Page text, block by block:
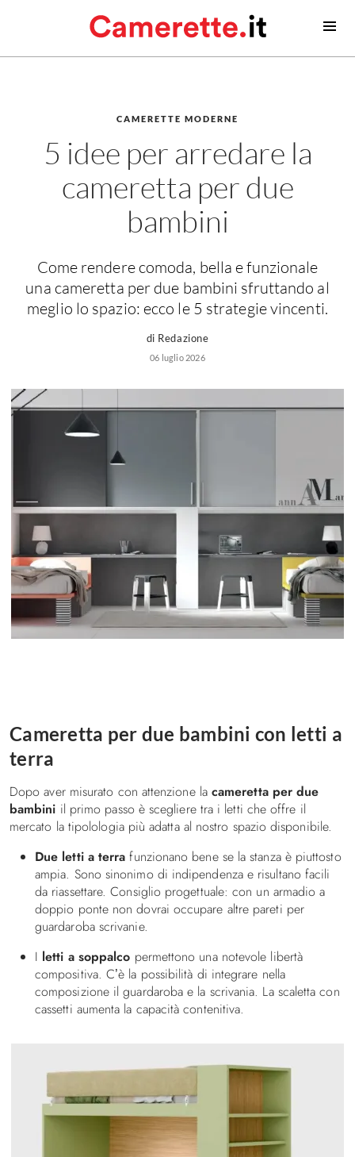
Camerette classiche
Contatti
Camerette neonato
Lettini prima infanzia
Consigli camerette neonato
Camerette bambino
Prezzi camerette
Consigli camerette
Camerette ragazzo
Accessori cameretta
Scrittoi
Camerette bambine
Camerette romantiche
Camerette moda
Consigli camerette bambine
I consigli
Illuminazione in cameretta, idee e suggerimenti
Letti
Letti a soppalco
Letti imbottiti
Letti una piazza e mezza
Letti singoli
Biancheria da letto
Divani e poltrona letto
Contatti
CAMERETTE MODERNE
5 idee per arredare la
cameretta per due
bambini
Come rendere comoda, bella e funzionale
una cameretta per due bambini sfruttando al
meglio lo spazio: ecco le 5 strategie vincenti.
di Redazione
06 luglio 2026
Cameretta per due bambini con letti a
terra
Dopo aver misurato con attenzione la cameretta per due
bambini il primo passo è scegliere tra i letti che offre il
mercato la tipolologia più adatta al nostro spazio disponibile.
Due letti a terra funzionano bene se la stanza è piuttosto
ampia. Sono sinonimo di indipendenza e risultano facili
da riassettare. Consiglio progettuale: con un armadio a
doppio ponte non dovrai occupare altre pareti per
guardaroba scrivanie.
I letti a soppalco permettono una notevole libertà
compositiva. C’è la possibilità di integrare nella
composizione il guardaroba e la scrivania. La scaletta con
cassetti aumenta la capacità contenitiva.